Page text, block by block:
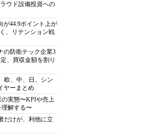
ウド設備投資への
が44.9ポイント上が
、リテンション戦
の防衛テック企業3
、買収金額を割り
欧、中、日、シン
ヤーまとめ
の実態〜KPIや売上
理解する〜
だけが、利他に立